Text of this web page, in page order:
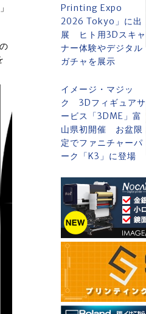
Printing Expo
2026 Tokyo」に出
展 ヒト用3Dスキャ
ナー体験やデジタル
ガチャを展示
イメージ・マジッ
ク 3Dフィギュアサ
ービス「3DME」富
山県初開催 お盆限
定でファニチャーパ
ーク「K3」に登場